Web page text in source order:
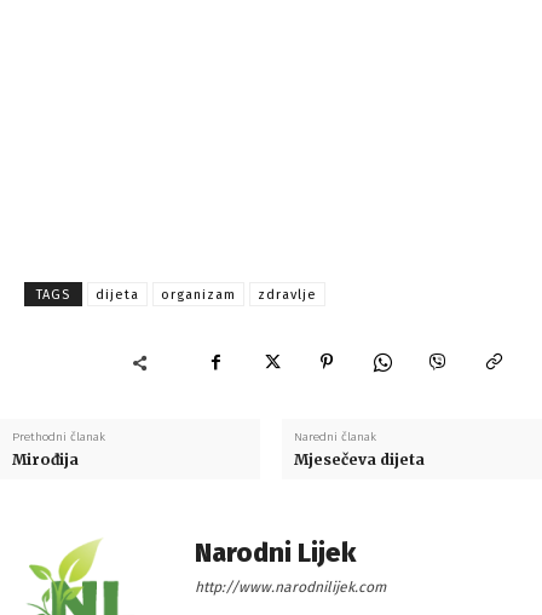
TAGS dijeta organizam zdravlje
Prethodni članak
Mirođija
Naredni članak
Mjesečeva dijeta
Narodni Lijek
http://www.narodnilijek.com